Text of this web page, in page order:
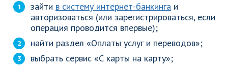
зайти в систему интернет-банкинга и
авторизоваться (или зарегистрироваться, если
операция проводится впервые);
найти раздел «Оплаты услуг и переводов»;
выбрать сервис «С карты на карту»;